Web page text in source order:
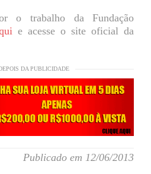
o trabalho da Fundação
e acesse o site oficial da
DA PUBLICIDADE
Publicado em 12/06/2013